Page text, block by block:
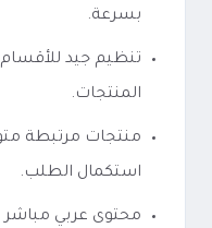
بسرعة.
تنظيم جيد
المنتجات.
منتجات مرتبطة
استكمال الطلب.
محتوى عربي